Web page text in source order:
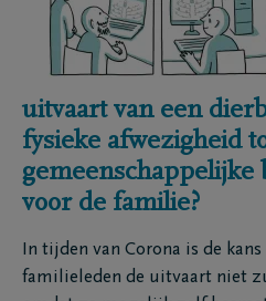
uitvaart van een
fysieke afwezigheid
gemeenschappelijke
voor de familie?
In tijden van Corona is de
familieleden de uitvaart niet